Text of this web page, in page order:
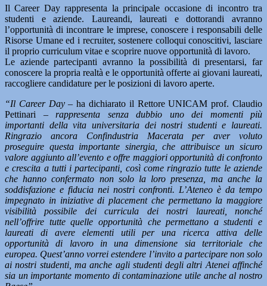
Il Career Day rappresenta la principale occasione di incontro tra
studenti e aziende. Laureandi, laureati e dottorandi avranno
l’opportunità di incontrare le imprese, conoscere i responsabili delle
Risorse Umane ed i recruiter, sostenere colloqui conoscitivi, lasciare
il proprio curriculum vitae e scoprire nuove opportunità di lavoro.
Le aziende partecipanti avranno la possibilità di presentarsi, far
conoscere la propria realtà e le opportunità offerte ai giovani laureati,
raccogliere candidature per le posizioni di lavoro aperte.
“Il Career Day –ha dichiarato il Rettore UNICAM prof. Claudio
Pettinari –rappresenta senza dubbio uno dei momenti più
importanti della vita universitaria dei nostri studenti e laureati.
Ringrazio ancora Confindustria Macerata per aver voluto
proseguire questa importante sinergia, che attribuisce un sicuro
valore aggiunto all’evento e offre maggiori opportunità di confronto
e crescita a tutti i partecipanti, così come ringrazio tutte le aziende
che hanno confermato non solo la loro presenza, ma anche la
soddisfazione e fiducia nei nostri confronti. L’Ateneo è da tempo
impegnato in iniziative di placement che permettano la maggiore
visibilità possibile dei curricula dei nostri laureati, nonché
nell’offrire tutte quelle opportunità che permettano a studenti e
laureati di avere elementi utili per una ricerca attiva delle
opportunità di lavoro in una dimensione sia territoriale che
europea. Quest’anno vorrei estendere l’invito a partecipare non solo
ai nostri studenti, ma anche agli studenti degli altri Atenei affinché
sia un importante momento di contaminazione utile anche al nostro